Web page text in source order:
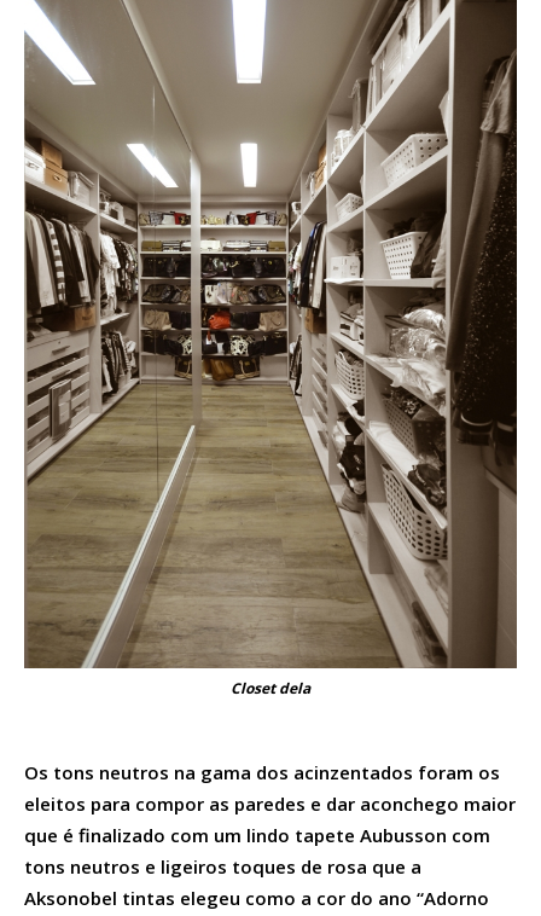
Closet dela
Os tons neutros na gama dos acinzentados foram os
eleitos para compor as paredes e dar aconchego maior
que é finalizado com um lindo tapete Aubusson com
tons neutros e ligeiros toques de rosa que a
Aksonobel tintas elegeu como a cor do ano “Adorno